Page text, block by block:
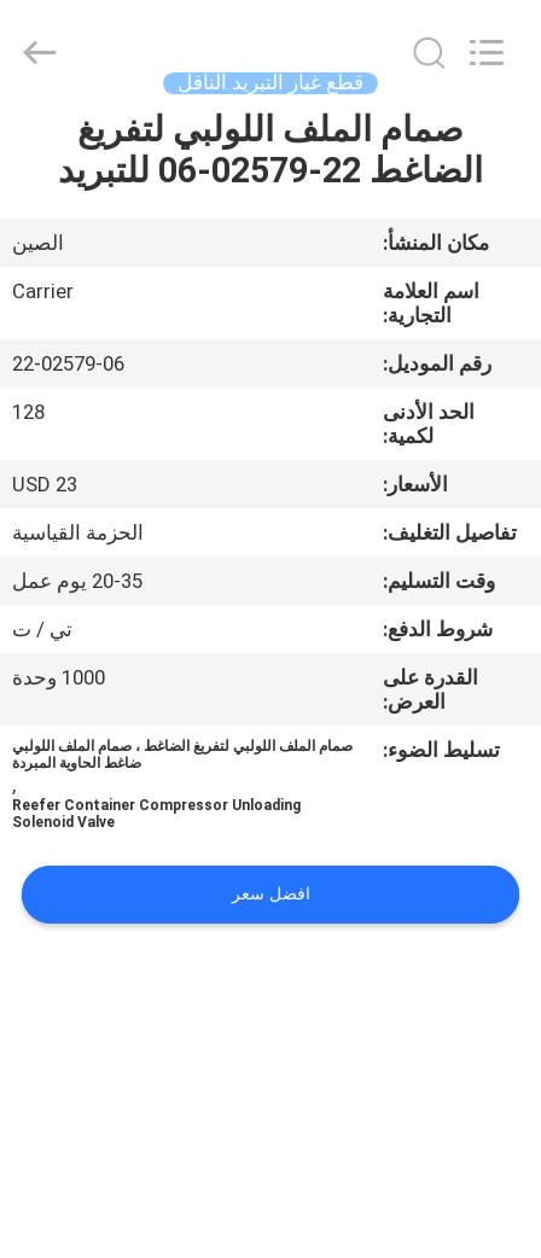
المنزل
حولنا
جولة
مراقبة
الجودة
اتصل
أخبار
خريطة
INDUSTRY
قطع غيار التبريد الناقل
صمام الملف اللولبي لتفريغ
الضاغط 22-02579-06 للتبريد
مكان المنشأ:
الصين
اسم العلامة
التجارية:
Carrier
رقم الموديل:
22-02579-06
الحد الأدنى
لكمية:
128
الأسعار:
USD 23
تفاصيل التغليف:
الحزمة القياسية
وقت التسليم:
20-35 يوم عمل
شروط الدفع:
تي / ت
القدرة على
العرض:
1000 وحدة
تسليط الضوء:
صمام الملف اللولبي لتفريغ الضاغط ، صمام الملف اللولبي
ضاغط الحاوية المبردة
,
Reefer Container Compressor Unloading
Solenoid Valve
افضل سعر